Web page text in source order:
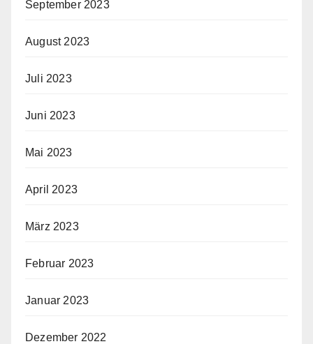
September 2023
August 2023
Juli 2023
Juni 2023
Mai 2023
April 2023
März 2023
Februar 2023
Januar 2023
Dezember 2022